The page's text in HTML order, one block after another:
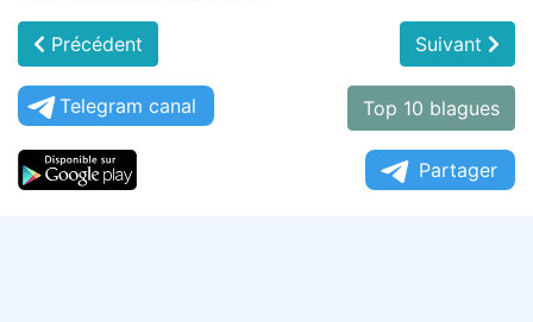
Précédent Suivant
Telegram canal Top 10 blagues
Partager